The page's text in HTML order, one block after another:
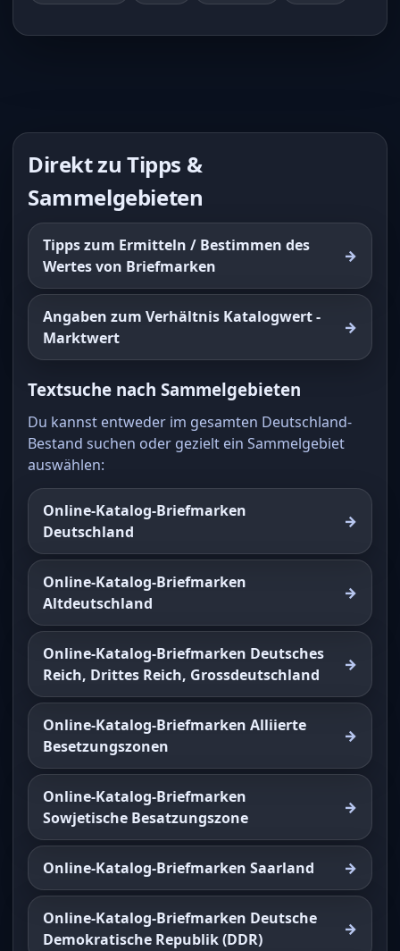
Direkt zu Tipps &
Sammelgebieten
Tipps zum Ermitteln / Bestimmen des
Wertes von Briefmarken
Angaben zum Verhältnis Katalogwert -
Marktwert
Textsuche nach Sammelgebieten
Du kannst entweder im gesamten Deutschland-
Bestand suchen oder gezielt ein Sammelgebiet
auswählen:
Online-Katalog-Briefmarken
Deutschland
Online-Katalog-Briefmarken
Altdeutschland
Online-Katalog-Briefmarken Deutsches
Reich, Drittes Reich, Grossdeutschland
Online-Katalog-Briefmarken Alliierte
Besetzungszonen
Online-Katalog-Briefmarken
Sowjetische Besatzungszone
Online-Katalog-Briefmarken Saarland
Online-Katalog-Briefmarken Deutsche
Demokratische Republik (DDR)